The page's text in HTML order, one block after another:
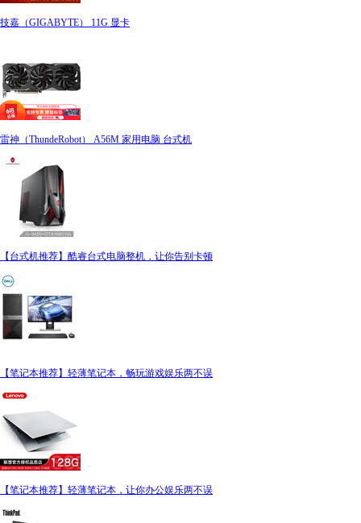
技嘉（GIGABYTE） 11G 显卡
雷神（ThundeRobot） A56M 家用电脑 台式机
【台式机推荐】酷睿台式电脑整机，让你告别卡顿
【笔记本推荐】轻薄笔记本，畅玩游戏娱乐两不误
【笔记本推荐】轻薄笔记本，让你办公娱乐两不误